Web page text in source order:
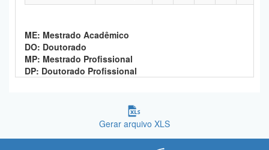
ME: Mestrado Acadêmico
DO: Doutorado
MP: Mestrado Profissional
DP: Doutorado Profissional
Gerar arquivo XLS